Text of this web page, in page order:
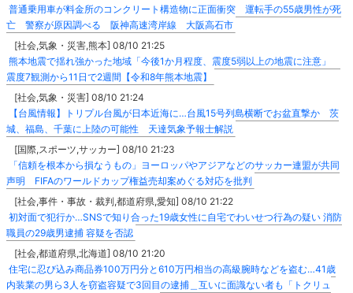
普通乗用車が料金所のコンクリート構造物に正面衝突 運転手の55歳男性が死
亡 警察が原因調べる 阪神高速湾岸線 大阪高石市
[社会,気象・災害,熊本] 08/10 21:25
熊本地震で揺れ強かった地域「今後1か月程度、震度5弱以上の地震に注意」
震度7観測から11日で2週間【令和8年熊本地震】
[社会,気象・災害] 08/10 21:24
【台風情報】トリプル台風が日本近海に…台風15号列島横断でお盆直撃か 茨
城、福島、千葉に上陸の可能性 天達気象予報士解説
[国際,スポーツ,サッカー] 08/10 21:23
「信頼を根本から損なうもの」ヨーロッパやアジアなどのサッカー連盟が共同
声明 FIFAのワールドカップ権益売却案めぐる対応を批判
[社会,事件・事故・裁判,都道府県,愛知] 08/10 21:22
初対面で犯行か…SNSで知り合った19歳女性に自宅でわいせつ行為の疑い 消防
職員の29歳男逮捕 容疑を否認
[社会,都道府県,北海道] 08/10 21:20
住宅に忍び込み商品券100万円分と610万円相当の高級腕時などを盗む…41歳
内装業の男ら3人を窃盗容疑で3回目の逮捕＿互いに面識ない者も「トクリュ